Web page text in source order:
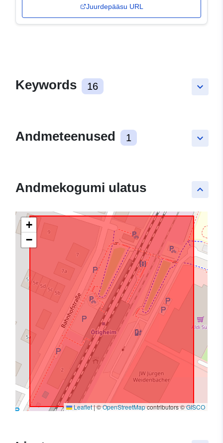
Juurdepääsu URL
keyboard_arrow_down
Keywords 16
keyboard_arrow_down
Andmeteenused 1
keyboard_arrow_up
Andmekogumi ulatus
+
−
Leaflet|©OpenStreetMapcontributors ©GISCO